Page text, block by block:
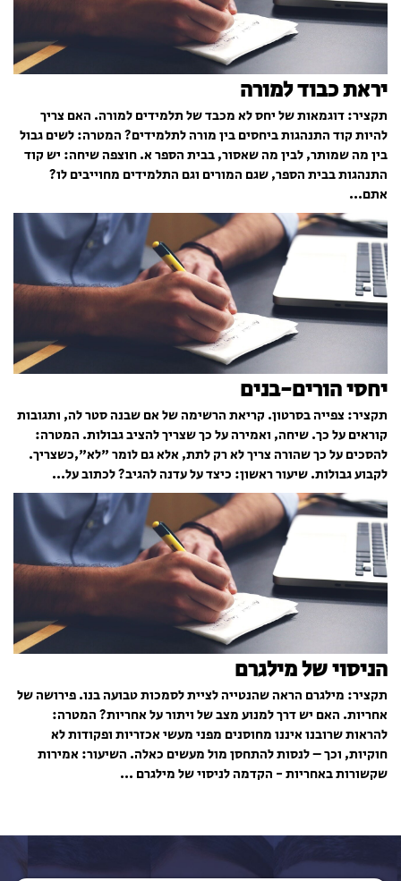
יראת כבוד למורה
תקציר: דוגמאות של יחס לא מכבד של תלמידים למורה. האם צריך
להיות קוד התנהגות ביחסים בין מורה לתלמידים? המטרה: לשים גבול
בין מה שמותר, לבין מה שאסור, בבית הספר א. חוצפה שיחה: יש קוד
התנהגות בבית הספר, שגם המורים וגם התלמידים מחוייבים לו?
אתם...
יחסי הורים-בנים
תקציר: צפייה בסרטון. קריאת הרשימה של אם שבנה סטר לה, ותגובות
קוראים על כך. שיחה, ואמירה על כך שצריך להציב גבולות. המטרה:
להסכים על כך שהורה צריך לא רק לתת, אלא גם לומר "לא",כשצריך.
לקבוע גבולות. שיעור ראשון: כיצד על עדנה להגיב? לכתוב על...
הניסוי של מילגרם
תקציר: מילגרם הראה שהנטייה לציית לסמכות טבועה בנו. פירושה של
אחריות. האם יש דרך למנוע מצב של ויתור על אחריות? המטרה:
להראות שרובנו איננו מחוסנים מפני מעשי אכזריות ופקודות לא
חוקיות, וכך – לנסות להתחסן מול מעשים כאלה. השיעור: אמירות
שקשורות באחריות - הקדמה לניסוי של מילגרם ...